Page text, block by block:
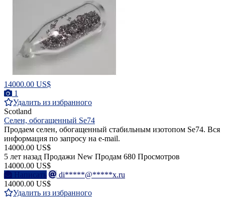
14000.00 US$
1
Удалить из избранного
Scotland
Селен, обогащенный Se74
Продаем селен, обогащенный стабильным изотопом Se74. Вся
информация по запросу на e-mail.
14000.00 US$
5 лет назад Продажи New Продам 680 Просмотров
14000.00 US$
Написать
di*****@*****x.ru
14000.00 US$
Удалить из избранного